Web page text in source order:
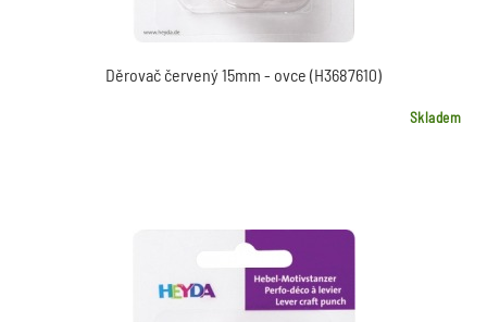
Děrovač červený 15mm - ovce (H3687610)
Skladem